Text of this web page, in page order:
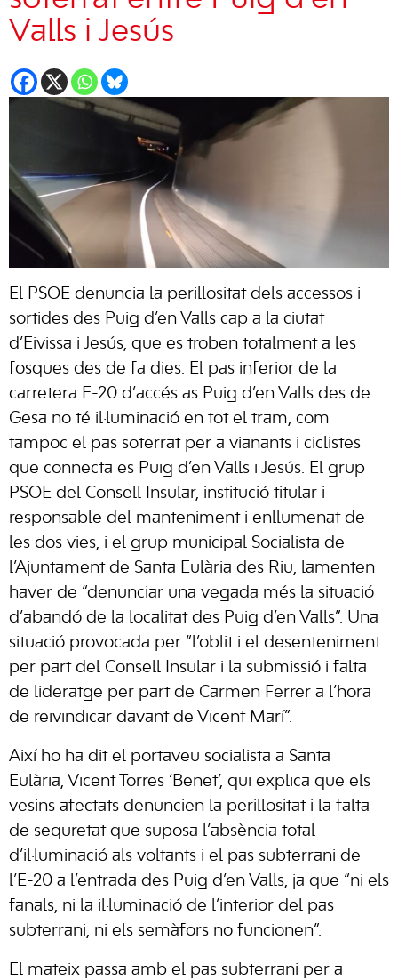
Valls i Jesús
El PSOE denuncia la perillositat dels accessos i
sortides des Puig d’en Valls cap a la ciutat
d’Eivissa i Jesús, que es troben totalment a les
fosques des de fa dies. El pas inferior de la
carretera E-20 d’accés as Puig d’en Valls des de
Gesa no té il·luminació en tot el tram, com
tampoc el pas soterrat per a vianants i ciclistes
que connecta es Puig d’en Valls i Jesús. El grup
PSOE del Consell Insular, institució titular i
responsable del manteniment i enllumenat de
les dos vies, i el grup municipal Socialista de
l’Ajuntament de Santa Eulària des Riu, lamenten
haver de “denunciar una vegada més la situació
d’abandó de la localitat des Puig d’en Valls”. Una
situació provocada per “l’oblit i el desenteniment
per part del Consell Insular i la submissió i falta
de lideratge per part de Carmen Ferrer a l’hora
de reivindicar davant de Vicent Marí”.
Així ho ha dit el portaveu socialista a Santa
Eulària, Vicent Torres ‘Benet’, qui explica que els
vesins afectats denuncien la perillositat i la falta
de seguretat que suposa l’absència total
d’il·luminació als voltants i el pas subterrani de
l’E-20 a l’entrada des Puig d’en Valls, ja que “ni els
fanals, ni la il·luminació de l’interior del pas
subterrani, ni els semàfors no funcionen”.
El mateix passa amb el pas subterrani per a